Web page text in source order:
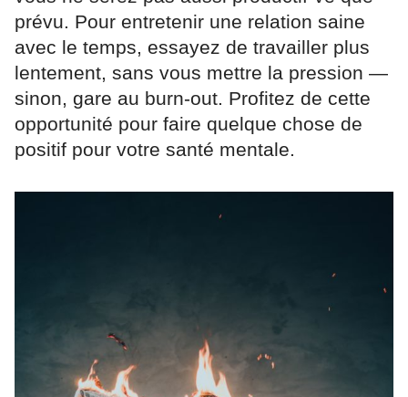
prévu. Pour entretenir une relation saine
avec le temps, essayez de travailler plus
lentement, sans vous mettre la pression —
sinon, gare au burn-out. Profitez de cette
opportunité pour faire quelque chose de
positif pour votre santé mentale.